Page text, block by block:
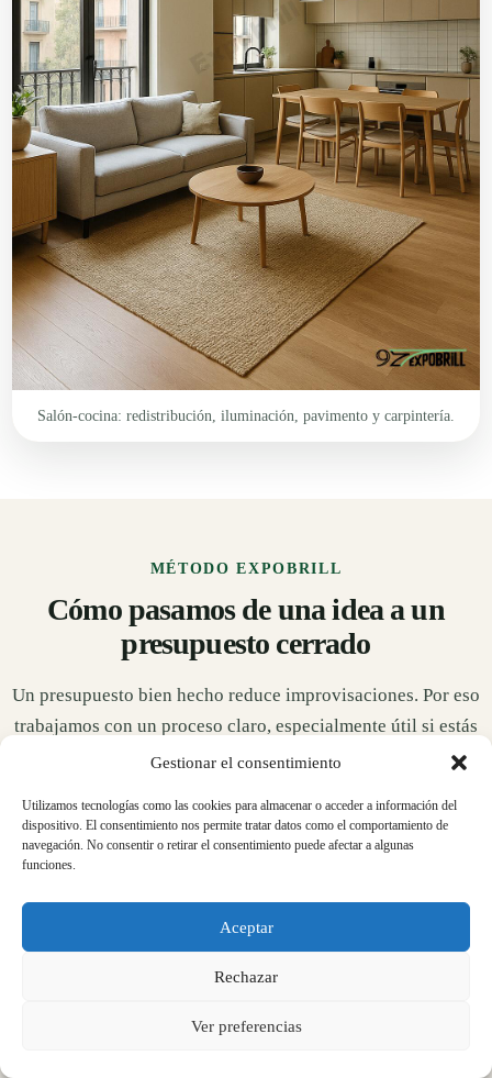
Gestionar el consentimiento
Utilizamos tecnologías como las cookies para almacenar o acceder a información del
dispositivo. El consentimiento nos permite tratar datos como el comportamiento de
navegación. No consentir o retirar el consentimiento puede afectar a algunas
funciones.
Aceptar
Rechazar
Ver preferencias
Salón-cocina: redistribución, iluminación, pavimento y carpintería.
MÉTODO EXPOBRILL
Cómo pasamos de una idea a un
presupuesto cerrado
Un presupuesto bien hecho reduce improvisaciones. Por eso
trabajamos con un proceso claro, especialmente útil si estás
comparando presupuestos de obras o necesitas calcular el
piso.
Primer contacto
explicación del objetivo de la reforma.